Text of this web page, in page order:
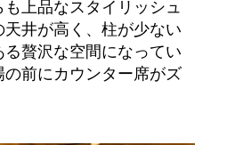
上品なスタイリッシュ
井が高く、柱が少ない
贅沢な空間になってい
の前にカウンター席がズ